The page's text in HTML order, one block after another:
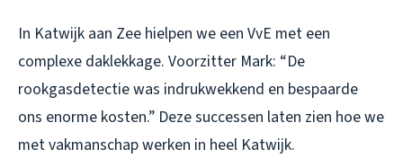
In Katwijk aan Zee hielpen we een VvE met een
complexe daklekkage. Voorzitter Mark: “De
rookgasdetectie was indrukwekkend en bespaarde
ons enorme kosten.” Deze successen laten zien hoe we
met vakmanschap werken in heel Katwijk.